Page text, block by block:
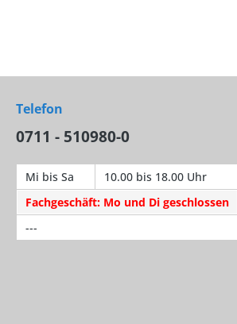
Telefon
0711 - 510980-0
Mi bis Sa
10.00 bis 18.00 Uhr
Fachgeschäft: Mo und Di geschlossen
---